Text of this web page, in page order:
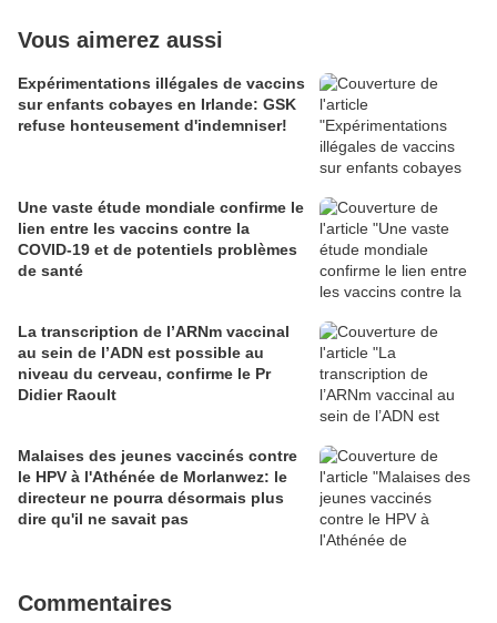
Vous aimerez aussi
Expérimentations illégales de vaccins
sur enfants cobayes en Irlande: GSK
refuse honteusement d'indemniser!
Une vaste étude mondiale confirme le
lien entre les vaccins contre la
COVID-19 et de potentiels problèmes
de santé
La transcription de l’ARNm vaccinal
au sein de l’ADN est possible au
niveau du cerveau, confirme le Pr
Didier Raoult
Malaises des jeunes vaccinés contre
le HPV à l'Athénée de Morlanwez: le
directeur ne pourra désormais plus
dire qu'il ne savait pas
Commentaires